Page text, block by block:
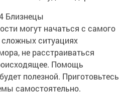
Близнецы
могут начаться с самого
ситуациях
не расстраиваться
Помощь
полезной. Приготовьтесь
самостоятельно.